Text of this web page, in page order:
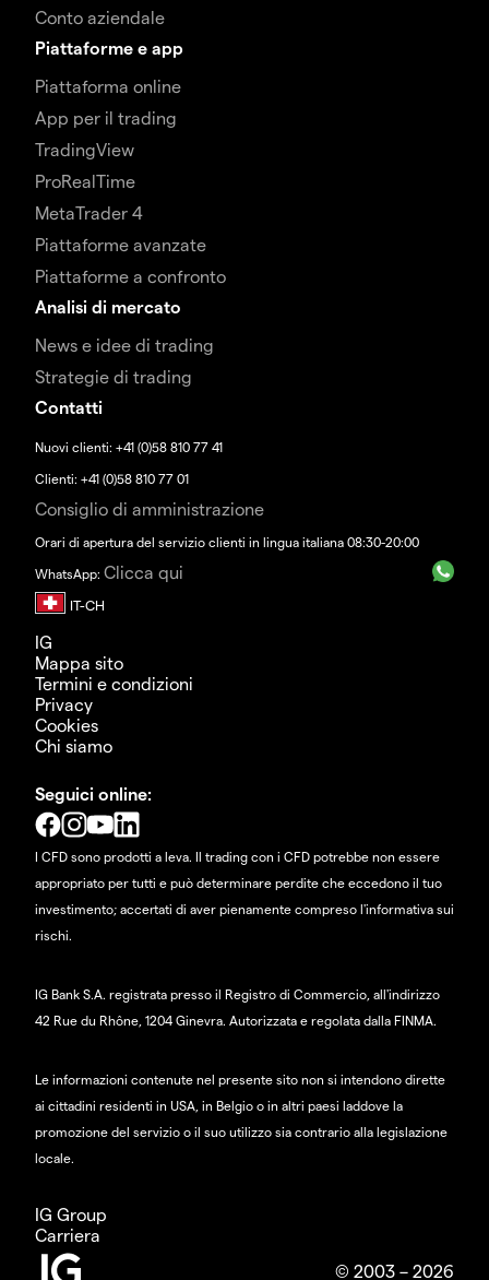
Conto aziendale
Piattaforme e app
Piattaforma online
App per il trading
TradingView
ProRealTime
MetaTrader 4
Piattaforme avanzate
Piattaforme a confronto
Analisi di mercato
News e idee di trading
Strategie di trading
Contatti
Nuovi clienti: +41 (0)58 810 77 41
Clienti: +41 (0)58 810 77 01
Consiglio di amministrazione
Orari di apertura del servizio clienti in lingua italiana 08:30-20:00
WhatsApp: Clicca qui
IG
Mappa sito
Termini e condizioni
Privacy
Cookies
Chi siamo
Seguici online:
I CFD sono prodotti a leva. Il trading con i CFD potrebbe non essere
appropriato per tutti e può determinare perdite che eccedono il tuo
investimento; accertati di aver pienamente compreso l'informativa sui
rischi.
IG Bank S.A. registrata presso il Registro di Commercio, all'indirizzo
42 Rue du Rhône, 1204 Ginevra. Autorizzata e regolata dalla FINMA.
Le informazioni contenute nel presente sito non si intendono dirette
ai cittadini residenti in USA, in Belgio o in altri paesi laddove la
promozione del servizio o il suo utilizzo sia contrario alla legislazione
locale.
IG Group
Carriera
© 2003 – 2026